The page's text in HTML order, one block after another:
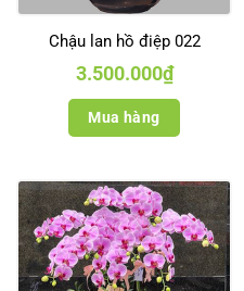
Chậu lan hồ điệp 022
3.500.000₫
Mua hàng